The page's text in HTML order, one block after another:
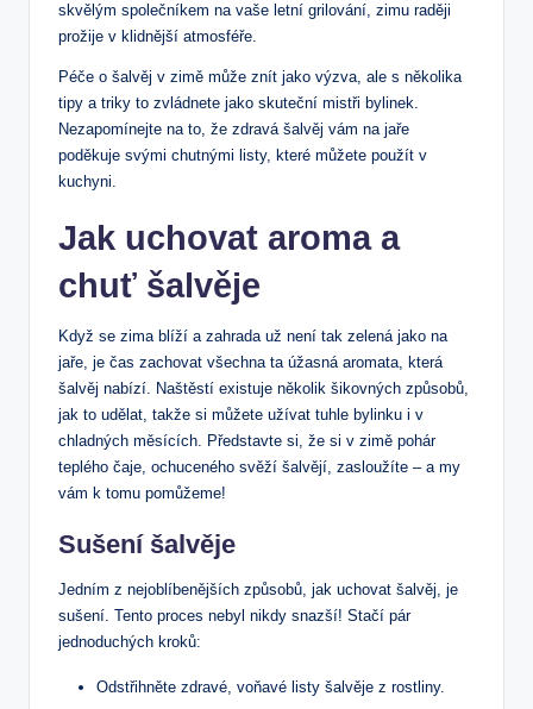
skvělým společníkem na vaše letní grilování, zimu raději‌
prožije v klidnější atmosféře.
Péče ⁤o šalvěj v zimě​ může znít ⁣jako ‍výzva, ale s několika
tipy‌ a ​triky to zvládnete⁣ jako skuteční mistři ‌bylinek.
Nezapomínejte na ​to, že zdravá šalvěj vám na jaře⁤
poděkuje svými chutnými listy, ⁤které​ můžete použít v⁣
kuchyni.
Jak uchovat aroma ​a
⁣chuť šalvěje
Když se zima blíží‌ a zahrada už není tak zelená jako na
‌jaře, je čas‍ zachovat všechna ta úžasná aromata, která
šalvěj nabízí. ⁢Naštěstí ⁣existuje několik šikovných​ způsobů,
jak to‍ udělat, takže si můžete užívat tuhle ⁣bylinku i v
chladných měsících. Představte ​si, že⁢ si​ v zimě pohár
teplého čaje,‍ ochuceného svěží šalvějí, zasloužíte – a my
vám k tomu pomůžeme!
Sušení šalvěje
Jedním​ z nejoblíbenějších způsobů, ⁤jak ‌uchovat ‍šalvěj, je
sušení. Tento ​proces​ nebyl⁢ nikdy snazší! Stačí pár
jednoduchých kroků:
Odstřihněte zdravé, voňavé listy šalvěje z rostliny.